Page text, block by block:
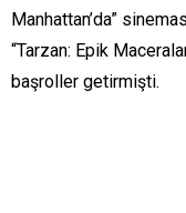
Manhattan’da”
“Tarzan: Epik
başroller getirmişti.